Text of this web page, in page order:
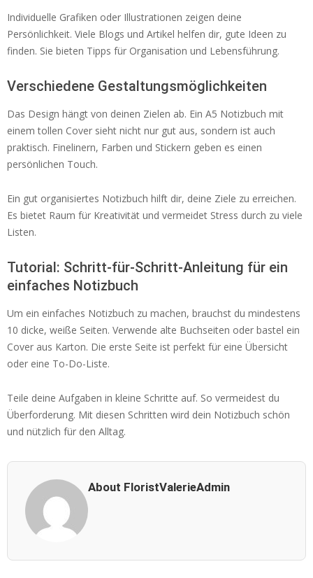
Individuelle Grafiken oder Illustrationen zeigen deine
Persönlichkeit. Viele Blogs und Artikel helfen dir, gute Ideen zu
finden. Sie bieten Tipps für Organisation und Lebensführung.
Verschiedene Gestaltungsmöglichkeiten
Das Design hängt von deinen Zielen ab. Ein A5 Notizbuch mit
einem tollen Cover sieht nicht nur gut aus, sondern ist auch
praktisch. Finelinern, Farben und Stickern geben es einen
persönlichen Touch.
Ein gut organisiertes Notizbuch hilft dir, deine Ziele zu erreichen.
Es bietet Raum für Kreativität und vermeidet Stress durch zu viele
Listen.
Tutorial: Schritt-für-Schritt-Anleitung für ein
einfaches Notizbuch
Um ein einfaches Notizbuch zu machen, brauchst du mindestens
10 dicke, weiße Seiten. Verwende alte Buchseiten oder bastel ein
Cover aus Karton. Die erste Seite ist perfekt für eine Übersicht
oder eine To-Do-Liste.
Teile deine Aufgaben in kleine Schritte auf. So vermeidest du
Überforderung. Mit diesen Schritten wird dein Notizbuch schön
und nützlich für den Alltag.
About FloristValerieAdmin